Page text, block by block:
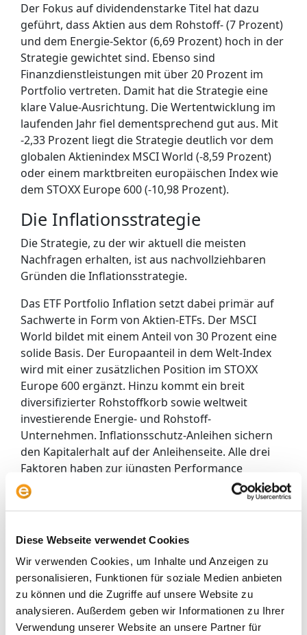
Diese Webseite verwendet Cookies
Wir verwenden Cookies, um Inhalte und Anzeigen zu
personalisieren, Funktionen für soziale Medien anbieten
zu können und die Zugriffe auf unsere Website zu
analysieren. Außerdem geben wir Informationen zu Ihrer
Verwendung unserer Website an unsere Partner für
Der Fokus auf dividendenstarke Titel hat dazu
geführt, dass Aktien aus dem Rohstoff- (7 Prozent)
und dem Energie-Sektor (6,69 Prozent) hoch in der
Strategie gewichtet sind. Ebenso sind
Finanzdienstleistungen mit über 20 Prozent im
Portfolio vertreten. Damit hat die Strategie eine
klare Value-Ausrichtung. Die Wertentwicklung im
laufenden Jahr fiel dementsprechend gut aus. Mit
-2,33 Prozent liegt die Strategie deutlich vor dem
globalen Aktienindex MSCI World (-8,59 Prozent)
oder einem marktbreiten europäischen Index wie
dem STOXX Europe 600 (-10,98 Prozent).
Die Inflationsstrategie
Die Strategie, zu der wir aktuell die meisten
Nachfragen erhalten, ist aus nachvollziehbaren
Gründen die Inflationsstrategie.
Das ETF Portfolio Inflation setzt dabei primär auf
Sachwerte in Form von Aktien-ETFs. Der MSCI
World bildet mit einem Anteil von 30 Prozent eine
solide Basis. Der Europaanteil in dem Welt-Index
wird mit einer zusätzlichen Position im STOXX
Europe 600 ergänzt. Hinzu kommt ein breit
diversifizierter Rohstoffkorb sowie weltweit
investierende Energie- und Rohstoff-
Unternehmen. Inflationsschutz-Anleihen sichern
den Kapitalerhalt auf der Anleihenseite. Alle drei
Faktoren haben zur jüngsten Performance
beigetragen.
Mit 7,38 Prozent Wertzuwachs im laufenden Jahr
erwarten. Nämlich: Dem erheblichen Preisanstieg
mit einem Investment in Sachwerte zu begegnen.
Die Wachstumsstrategie
Wer in das ETF Portfolio Wachstum investiert, kann
Risiko verkraften. Anleger, die einen langen